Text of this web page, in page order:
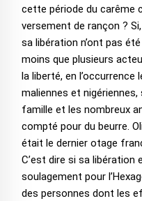
cette période du carême
versement de rançon ?
sa libération n’ont pas
moins que plusieurs
la liberté, en
maliennes et
famille et les nombreux
compté pour du beurre.
était le dernier otage
C’est dire si sa libération
soulagement pour
des personnes dont les